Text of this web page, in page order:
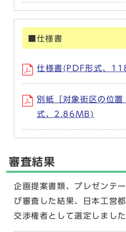
■仕様書
仕様書(PDF形式、
別紙［対象街区の位
式、2.86MB)
審査結果
企画提案書類、プレゼンテ
び審査した結果、日本工営
交渉権者として選定しました